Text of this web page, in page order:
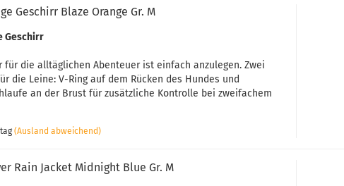
Geschirr Blaze Orange Gr. M
Geschirr
für die alltäglichen Abenteuer ist einfach anzulegen. Zwei
die Leine: V-Ring auf dem Rücken des Hundes und
an der Brust für zusätzliche Kontrolle bei zweifachem
(Ausland abweichend)
Rain Jacket Midnight Blue Gr. M